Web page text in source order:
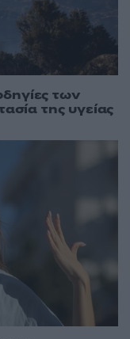
των
της υγείας